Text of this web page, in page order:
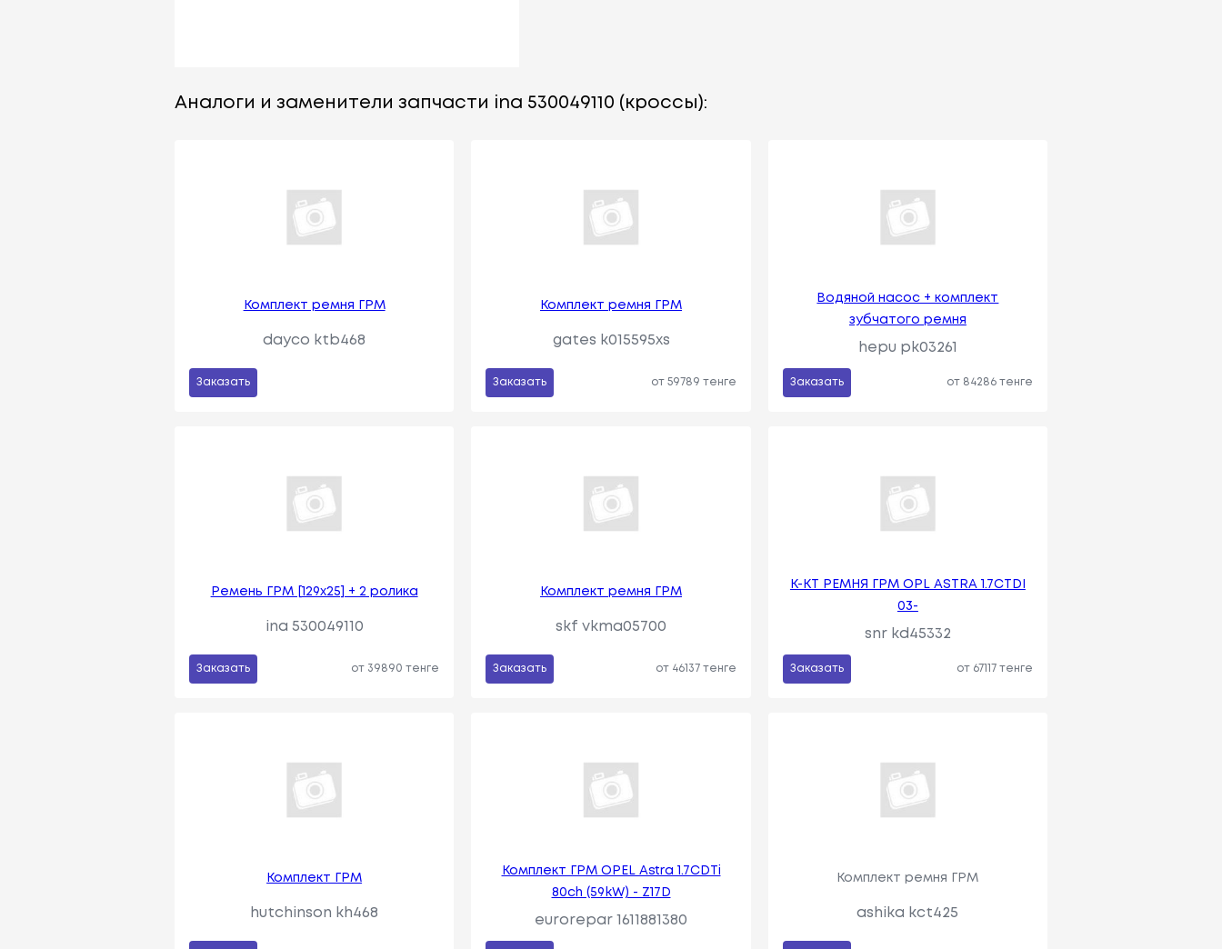
Аналоги и заменители запчасти ina 530049110 (кроссы):
Комплект ремня ГРМ
dayco ktb468
Заказать
Комплект ремня ГРМ
gates k015595xs
Заказать от 59789 тенге
Водяной насос + комплект
зубчатого ремня
hepu pk03261
Заказать от 84286 тенге
Ремень ГРМ [129x25] + 2 ролика
ina 530049110
Заказать от 39890 тенге
Комплект ремня ГРМ
skf vkma05700
Заказать от 46137 тенге
К-КТ РЕМНЯ ГРМ OPL ASTRA 1.7CTDI
03-
snr kd45332
Заказать от 67117 тенге
Комплект ГРМ
hutchinson kh468
Комплект ГРМ OPEL Astra 1.7CDTi
80ch (59kW) - Z17D
eurorepar 1611881380
Комплект ремня ГРМ
ashika kct425